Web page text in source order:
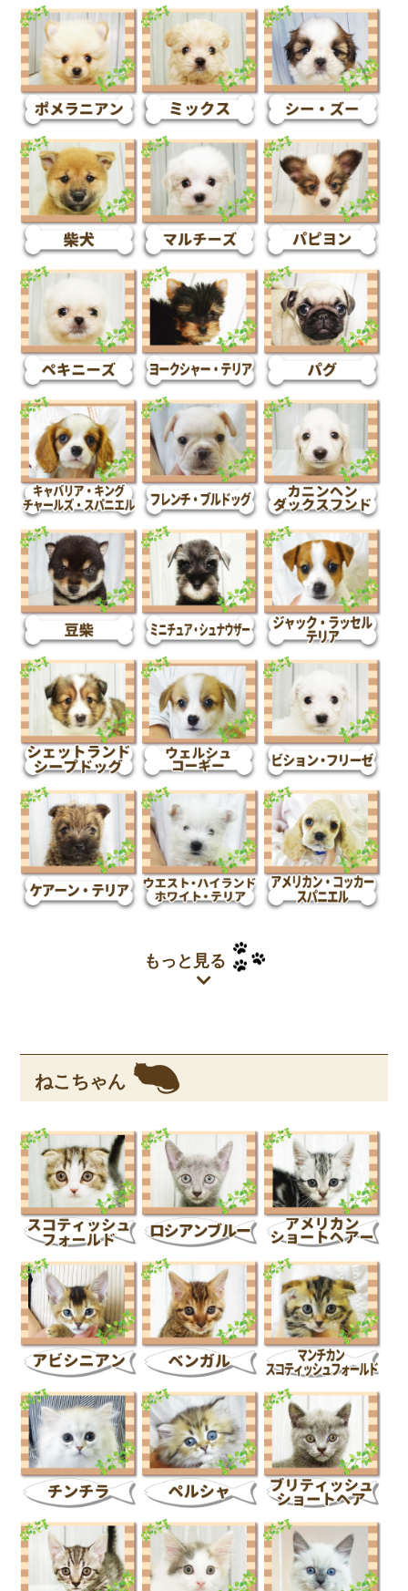
もっと見る
ねこちゃん